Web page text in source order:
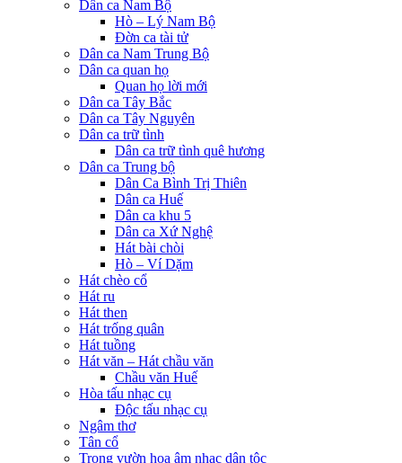
Dân ca Nam Bộ
Hò – Lý Nam Bộ
Đờn ca tài tử
Dân ca Nam Trung Bộ
Dân ca quan họ
Quan họ lời mới
Dân ca Tây Bắc
Dân ca Tây Nguyên
Dân ca trữ tình
Dân ca trữ tình quê hương
Dân ca Trung bộ
Dân Ca Bình Trị Thiên
Dân ca Huế
Dân ca khu 5
Dân ca Xứ Nghệ
Hát bài chòi
Hò – Ví Dặm
Hát chèo cổ
Hát ru
Hát then
Hát trống quân
Hát tuồng
Hát văn – Hát chầu văn
Chầu văn Huế
Hòa tấu nhạc cụ
Độc tấu nhạc cụ
Ngâm thơ
Tân cổ
Trong vườn hoa âm nhạc dân tộc